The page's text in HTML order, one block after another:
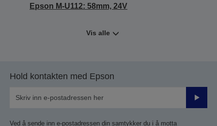
Epson M-U112: 58mm, 24V
Vis alle
Hold kontakten med Epson
Send
Ved å sende inn e-postadressen din samtykker du i å motta